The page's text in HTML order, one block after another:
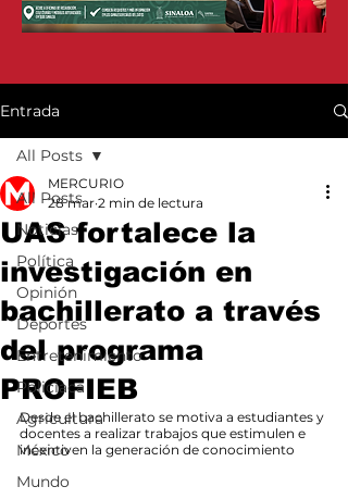
Entrada
All Posts
Noticias
Política
Opinión
Deportes
Entretenimiento
Policiaca
Agricultura
México
Mundo
All Posts
UAS fortalece la
investigación en
bachillerato a través
del programa
PROFIEB
MERCURIO
28 mar 2 min de lectura
Desde el bachillerato se motiva a estudiantes y
docentes a realizar trabajos que estimulen e
incentiven la generación de conocimiento